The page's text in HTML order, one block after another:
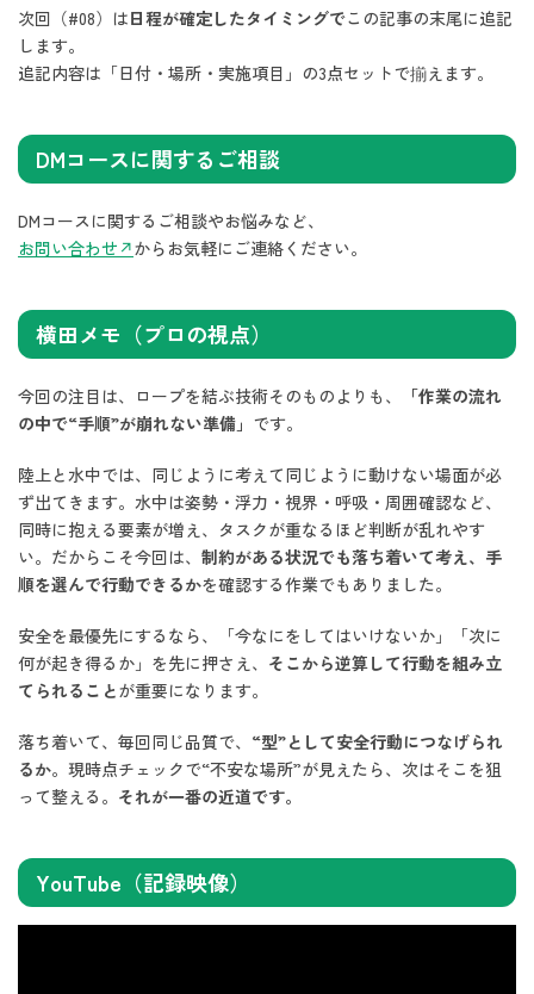
次回（#08）は日程が確定したタイミングでこの記事の末尾に追記
します。
追記内容は「日付・場所・実施項目」の3点セットで揃えます。
DMコースに関するご相談
DMコースに関するご相談やお悩みなど、
お問い合わせ↗︎からお気軽にご連絡ください。
横田メモ（プロの視点）
今回の注目は、ロープを結ぶ技術そのものよりも、
「作業の流れ
の中で“手順”が崩れない準備」 です。
陸上と水中では、同じように考えて同じように動けない場面が必
ず出てきます。水中は姿勢・浮力・視界・呼吸・周囲確認など、
同時に抱える要素が増え、タスクが重なるほど判断が乱れやす
い。だからこそ今回は、 制約がある状況でも落ち着いて考え、手
順を選んで行動できるかを確認する作業でもありました。
安全を最優先にするなら、「今なにをしてはいけないか」「次に
何が起き得るか」を先に押さえ、 そこから逆算して行動を組み立
てられることが重要になります。
落ち着いて、毎回同じ品質で、 “型”として安全行動につなげられ
るか。現時点チェックで“不安な場所”が見えたら、次はそこを狙
って整える。 それが一番の近道です。
YouTube（記録映像）